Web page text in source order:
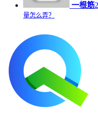
一根筋
量怎么弄？